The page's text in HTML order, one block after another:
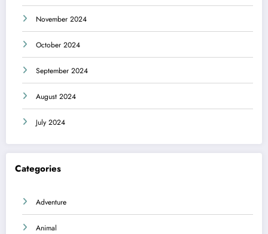
November 2024
October 2024
September 2024
August 2024
July 2024
Categories
Adventure
Animal